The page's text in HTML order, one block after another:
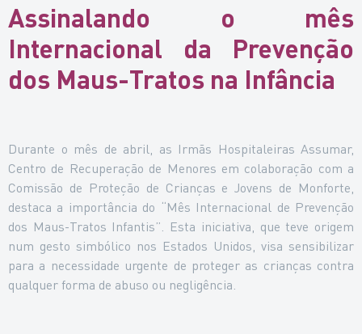
Assinalando o mês
Internacional da Prevenção
dos Maus-Tratos na Infância
Durante o mês de abril, as Irmãs Hospitaleiras Assumar,
Centro de Recuperação de Menores em colaboração com a
Comissão de Proteção de Crianças e Jovens de Monforte,
destaca a importância do “Mês Internacional de Prevenção
dos Maus-Tratos Infantis”. Esta iniciativa, que teve origem
num gesto simbólico nos Estados Unidos, visa sensibilizar
para a necessidade urgente de proteger as crianças contra
qualquer forma de abuso ou negligência.